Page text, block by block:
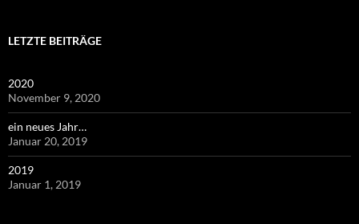
LETZTE BEITRÄGE
2020
November 9, 2020
ein neues Jahr…
Januar 20, 2019
2019
Januar 1, 2019